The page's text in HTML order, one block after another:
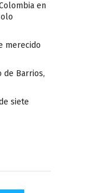
en
merecido
de Barrios,
siete